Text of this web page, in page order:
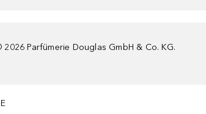
2026 Parfümerie Douglas GmbH & Co. KG.